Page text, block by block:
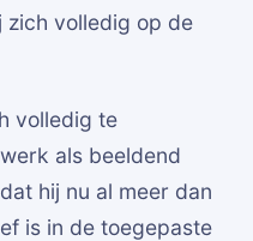
volledig op de
volledig te
als beeldend
hij nu al meer dan
is in de toegepaste